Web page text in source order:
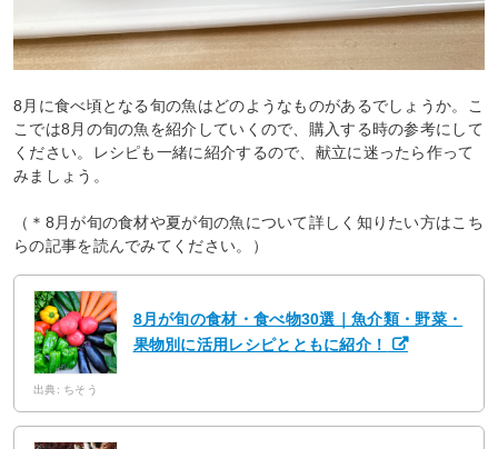
8月に食べ頃となる旬の魚はどのようなものがあるでしょうか。こ
こでは8月の旬の魚を紹介していくので、購入する時の参考にして
ください。レシピも一緒に紹介するので、献立に迷ったら作って
みましょう。
（＊8月が旬の食材や夏が旬の魚について詳しく知りたい方はこち
らの記事を読んでみてください。）
8月が旬の食材・食べ物30選｜魚介類・野菜・
果物別に活用レシピとともに紹介！
出典: ちそう